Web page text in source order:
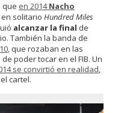
que en 2014Nacho
solitario Hundred Miles
alcanzar la final de
También la banda de
, que rozaban en las
poder tocar en el FIB. Un
se convirtió en realidad,
cartel.